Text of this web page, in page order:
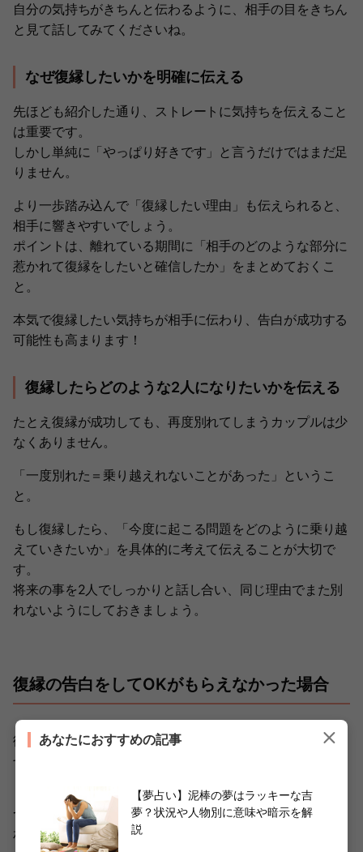
自分の気持ちがきちんと伝わるように、相手の目をきちん
と見て話してみてくださいね。
なぜ復縁したいかを明確に伝える
先ほども紹介した通り、ストレートに気持ちを伝えること
は重要です。
しかし単純に「やっぱり好きです」と言うだけではまだ足
りません。
より一歩踏み込んで「復縁したい理由」も伝えられると、
相手に響きやすいでしょう。
ポイントは、離れている期間に「相手のどのような部分に
惹かれて復縁をしたいと確信したか」をまとめておくこ
と。
本気で復縁したい気持ちが相手に伝わり、告白が成功する
可能性も高まります！
復縁したらどのような2人になりたいかを伝える
たとえ復縁が成功しても、再度別れてしまうカップルは少
なくありません。
「一度別れた＝乗り越えれないことがあった」というこ
と。
もし復縁したら、「今度に起こる問題をどのように乗り越
えていきたいか」を具体的に考えて伝えることが大切で
す。
将来の事を2人でしっかりと話し合い、同じ理由でまた別
れないようにしておきましょう。
復縁の告白をしてOKがもらえなかった場合
復縁の告白をしても、必ずしもOKをもらえるとは限りま
せん。
もしスムーズに復縁が受け入れられなくても、失敗と決め
つけるのはまだ早いですよ！
相手の反応によってさまざまな可能性が考えられます。
あなたにおすすめの記事
【夢占い】泥棒の夢はラッキーな吉
夢？状況や人物別に意味や暗示を解
説